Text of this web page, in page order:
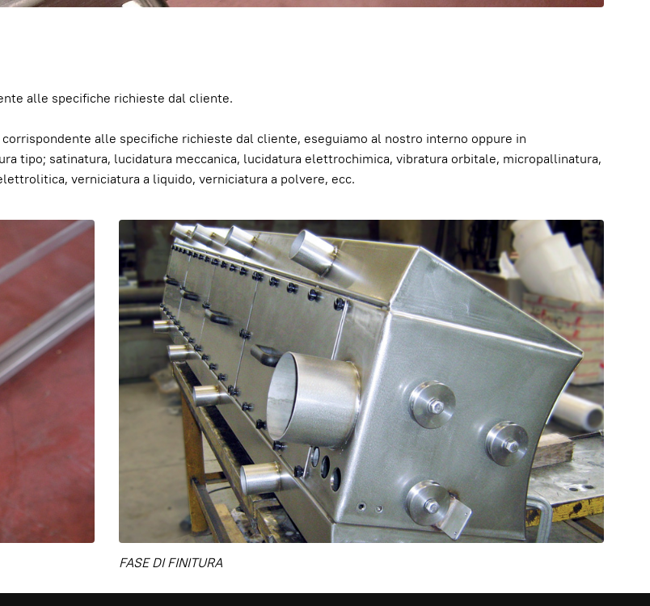
alle specifiche richieste dal cliente.
alle specifiche richieste dal cliente, eseguiamo al nostro interno oppure in
tipo; satinatura, lucidatura meccanica, lucidatura elettrochimica, vibratura orbitale, micropallinatura,
verniciatura a liquido, verniciatura a polvere, ecc.
FASE DI FINITURA